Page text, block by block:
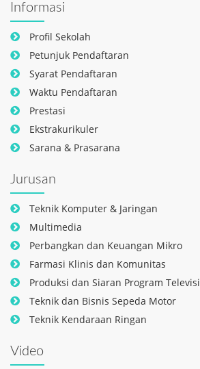
Informasi
Profil Sekolah
Petunjuk Pendaftaran
Syarat Pendaftaran
Waktu Pendaftaran
Prestasi
Ekstrakurikuler
Sarana & Prasarana
Jurusan
Teknik Komputer & Jaringan
Multimedia
Perbangkan dan Keuangan Mikro
Farmasi Klinis dan Komunitas
Produksi dan Siaran Program Televisi
Teknik dan Bisnis Sepeda Motor
Teknik Kendaraan Ringan
Video